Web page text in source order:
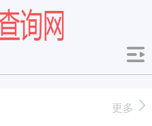
更多